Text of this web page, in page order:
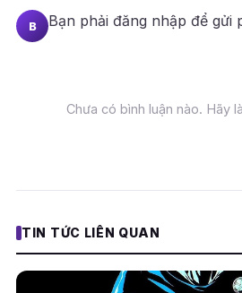
B Bạn phải đăng nhập để gửi
Chưa có bình luận nào. Hãy
TIN TỨC LIÊN QUAN